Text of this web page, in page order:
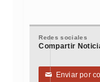
Redes sociales
Compartir
✉ Enviar por